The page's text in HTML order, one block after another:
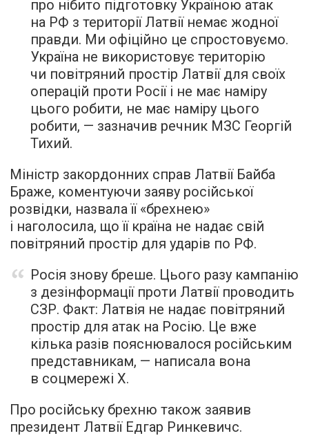
про нібито підготовку Україною атак
на РФ з території Латвії немає жодної
правди. Ми офіційно це спростовуємо.
Україна не використовує територію
чи повітряний простір Латвії для своїх
операцій проти Росії і не має наміру
цього робити, не має наміру цього
робити, — зазначив речник МЗС Георгій
Тихий.
Міністр закордонних справ Латвії Байба
Браже, коментуючи заяву російської
розвідки, назвала її «брехнею»
і наголосила, що її країна не надає свій
повітряний простір для ударів по РФ.
Росія знову бреше. Цього разу кампанію
з дезінформації проти Латвії проводить
СЗР. Факт: Латвія не надає повітряний
простір для атак на Росію. Це вже
кілька разів пояснювалося російським
представникам, — написала вона
в соцмережі Х.
Про російську брехню також заявив
президент Латвії Едгар Ринкевичс.